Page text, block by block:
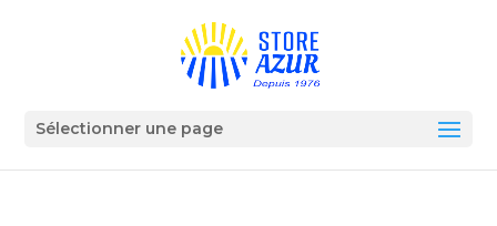
Sélectionner une page